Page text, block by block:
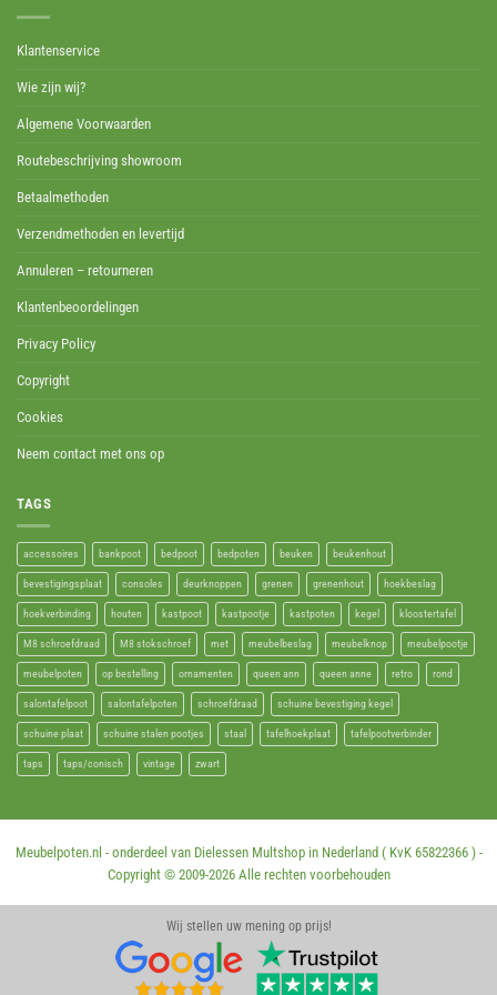
Klantenservice
Wie zijn wij?
Algemene Voorwaarden
Routebeschrijving showroom
Betaalmethoden
Verzendmethoden en levertijd
Annuleren – retourneren
Klantenbeoordelingen
Privacy Policy
Copyright
Cookies
Neem contact met ons op
TAGS
accessoires bankpoot bedpoot bedpoten beuken beukenhout
bevestigingsplaat consoles deurknoppen grenen grenenhout hoekbeslag
hoekverbinding houten kastpoot kastpootje kastpoten kegel kloostertafel
M8 schroefdraad M8 stokschroef met meubelbeslag meubelknop meubelpootje
meubelpoten op bestelling ornamenten queen ann queen anne retro rond
salontafelpoot salontafelpoten schroefdraad schuine bevestiging kegel
schuine plaat schuine stalen pootjes staal tafelhoekplaat tafelpootverbinder
taps taps/conisch vintage zwart
Meubelpoten.nl - onderdeel van Dielessen Multshop in Nederland ( KvK 65822366 ) -
Copyright © 2009-2026 Alle rechten voorbehouden
Wij stellen uw mening op prijs!